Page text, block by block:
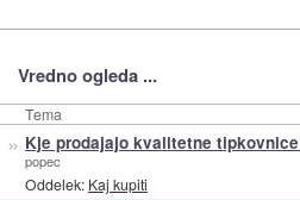
Vredno ogleda ...
Tema
» Kje prodajajo kvalitetne
popec
Oddelek: Kaj kupiti